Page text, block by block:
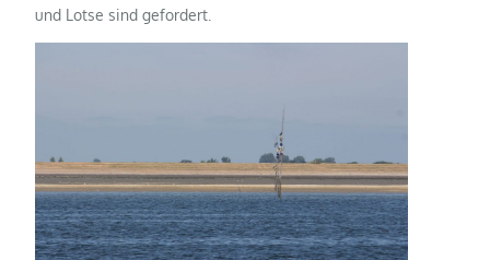
und Lotse sind gefordert.